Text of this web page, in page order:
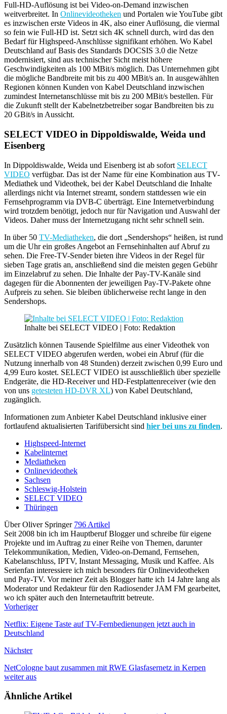
Full-HD-Auflösung ist bei Video-on-Demand inzwischen
weitverbreitet. In Onlinevideotheken und Portalen wie YouTube gibt
es inzwischen erste Videos in 4K, also einer Auflösung, die viermal
so fein wie Full-HD ist. Setzt sich 4K schnell durch, wird das den
Bedarf für Highspeed-Anschlüsse signifikant erhöhen. Wo Kabel
Deutschland auf Basis des Standards DOCSIS 3.0 die Netze
modernisiert, sind aus technischer Sicht meist höhere
Geschwindigkeiten als 100 MBit/s möglich. Das Unternehmen gibt
die mögliche Bandbreite mit bis zu 400 MBit/s an. In ausgewählten
Regionen können Kunden von Kabel Deutschland inzwischen
zumindest Internetanschlüsse mit bis zu 200 MBit/s bestellen. Für
die Zukunft stellt der Kabelnetzbetreiber sogar Bandbreiten bis zu
20 GBit/s in Aussicht.
SELECT VIDEO in Dippoldiswalde, Weida und
Eisenberg
In Dippoldiswalde, Weida und Eisenberg ist ab sofort SELECT
VIDEO verfügbar. Das ist der Name für eine Kombination aus TV-
Mediathek und Videothek, bei der Kabel Deutschland die Inhalte
allerdings nicht via Internet streamt, sondern stattdessen wie ein
Fernsehprogramm via DVB-C überträgt. Eine Internetverbindung
wird trotzdem benötigt, jedoch nur für Navigation und Auswahl der
Videos. Daher muss der Internetzugang nicht sehr schnell sein.
In über 50 TV-Mediatheken, die dort „Sendershops“ heißen, ist rund
um die Uhr ein großes Angebot an Fernsehinhalten auf Abruf zu
sehen. Die Free-TV-Sender bieten ihre Videos in der Regel für
sieben Tage gratis an, anschließend sind die meisten gegen Gebühr
im Einzelabruf zu sehen. Die Inhalte der Pay-TV-Kanäle sind
dagegen für die Abonnenten der jeweiligen Pay-TV-Pakete ohne
Aufpreis zu sehen. Sie bleiben üblicherweise recht lange in den
Sendershops.
Inhalte bei SELECT VIDEO | Foto: Redaktion
Zusätzlich können Tausende Spielfilme aus einer Videothek von
SELECT VIDEO abgerufen werden, wobei ein Abruf (für die
Nutzung innerhalb von 48 Stunden) derzeit zwischen 0,99 Euro und
4,99 Euro kostet. SELECT VIDEO ist ausschließlich über spezielle
Endgeräte, die HD-Receiver und HD-Festplattenreceiver (wie den
von uns getesteten HD-DVR XL) von Kabel Deutschland,
zugänglich.
Informationen zum Anbieter Kabel Deutschland inklusive einer
fortlaufend aktualisierten Tarifübersicht sind hier bei uns zu finden.
Highspeed-Internet
Kabelinternet
Mediatheken
Onlinevideothek
Sachsen
Schleswig-Holstein
SELECT VIDEO
Thüringen
Über Oliver Springer 796 Artikel
Seit 2008 bin ich im Hauptberuf Blogger und schreibe für eigene
Projekte und im Auftrag zu einer Reihe von Themen, darunter
Telekommunikation, Medien, Video-on-Demand, Fernsehen,
Kabelanschluss, IPTV, Instant Messaging, Musik und Kaffee. Als
Serienfan interessiere ich mich besonders für Onlinevideotheken
und Pay-TV. Vor meiner Zeit als Blogger hatte ich 14 Jahre lang als
Moderator und Redakteur für den Radiosender JAM FM gearbeitet,
wo ich später auch den Internetauftritt betreute.
Vorheriger
Netflix: Eigene Taste auf TV-Fernbedienungen jetzt auch in
Deutschland
Nächster
NetCologne baut zusammen mit RWE Glasfasernetz in Kerpen
weiter aus
Ähnliche Artikel